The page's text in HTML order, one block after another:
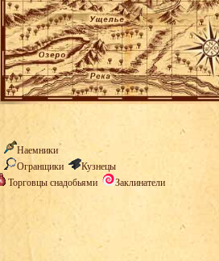
Наемники
Огранщики
Кузнецы
Торговцы снадобьями
Заклинатели